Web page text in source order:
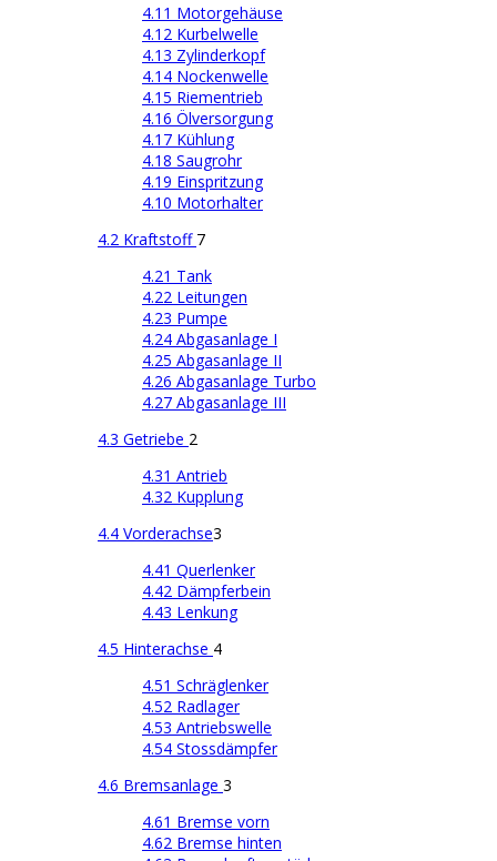
4.11 Motorgehäuse
4.12 Kurbelwelle
4.13 Zylinderkopf
4.14 Nockenwelle
4.15 Riementrieb
4.16 Ölversorgung
4.17 Kühlung
4.18 Saugrohr
4.19 Einspritzung
4.10 Motorhalter
4.2 Kraftstoff 7
4.21 Tank
4.22 Leitungen
4.23 Pumpe
4.24 Abgasanlage I
4.25 Abgasanlage II
4.26 Abgasanlage Turbo
4.27 Abgasanlage III
4.3 Getriebe 2
4.31 Antrieb
4.32 Kupplung
4.4 Vorderachse3
4.41 Querlenker
4.42 Dämpferbein
4.43 Lenkung
4.5 Hinterachse 4
4.51 Schräglenker
4.52 Radlager
4.53 Antriebswelle
4.54 Stossdämpfer
4.6 Bremsanlage 3
4.61 Bremse vorn
4.62 Bremse hinten